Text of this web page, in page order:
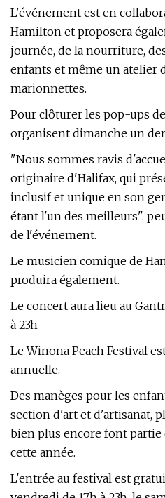
L'événement est en
Hamilton et proposera
journée, de la nourriture,
enfants et même un atelier
marionnettes.
Pour clôturer les pop-ups
organisent dimanche un
"Nous sommes ravis
originaire d'Halifax, qui
inclusif et unique en son
étant l'un des meilleurs",
de l'événement.
Le musicien comique de
produira également.
Le concert aura lieu au
à 23h
Le Winona Peach Festival
annuelle.
Des manèges pour les
section d'art et d'artisanat,
bien plus encore font
cette année.
L'entrée au festival est